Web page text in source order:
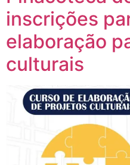
inscrições
elaboração
culturais